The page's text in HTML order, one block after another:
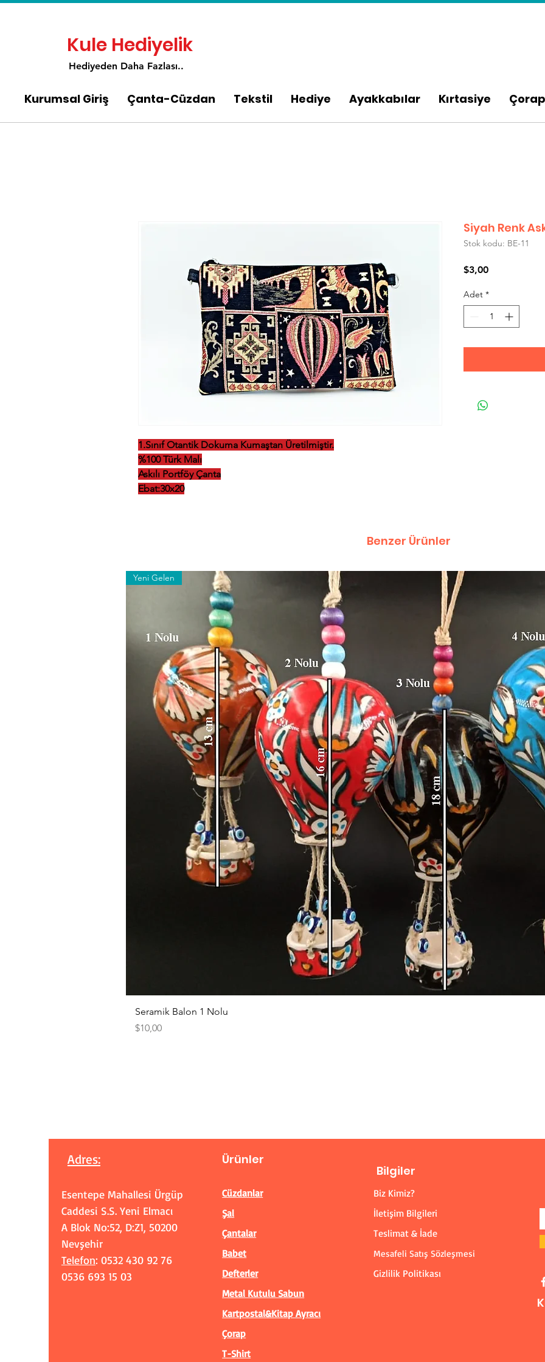
Kule Hediyelik
Hediyeden Daha Fazlası..
Kurumsal Giriş Çanta-Cüzdan Tekstil Hediye Ayakkabılar Kırtasiye Çorap
1.Sınıf Otantik Dokuma Kumaştan Üretilmiştir.
%100 Türk Malı
Askılı Portföy Çanta
Ebat:30x20
Siyah Renk
Stok kodu: BE-11
$3,00Fiyat
Adet *
Benzer Ürünler
Yeni Gelen
Seramik Balon 1 Nolu
Fiyat
$10,00
Adres:
Esentepe Mahallesi Ürgüp
Caddesi S.S. Yeni Elmacı
A Blok No:52, D:Z1, 50200
Nevşehir
Telefon: 0532 430 92 76
0536 693 15 03
Ürünler
Cüzdanlar
Şal
Çantalar
Babet
Defterler
Metal Kutulu Sabun
Kartpostal&Kitap Ayracı
Çorap
T-Shirt
Bilgiler
Biz Kimiz?
İletişim Bilgileri
Teslimat & İade
Mesafeli Satış Sözleşmesi
Gizlilik Politikası